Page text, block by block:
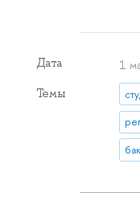
Дата 1
Темы